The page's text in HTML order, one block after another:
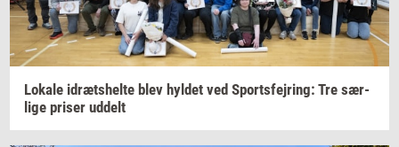
Lo­ka­le idræts­hel­te blev hyl­det ved Sport­s­fejring: Tre sær­
li­ge pri­ser ud­delt